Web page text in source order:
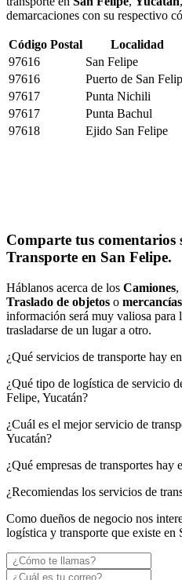
demarcaciones con su respectivo
Código Postal
Localidad
97616
San Felipe
97616
Puerto de San
97617
Punta Nichili
97617
Punta Bachul
97618
Ejido San Felipe
Comparte tus comentarios
Transporte en San Felipe.
Háblanos acerca de los Camiones,
Traslado de objetos o mercancías
información será muy valiosa para
trasladarse de un lugar a otro.
¿Qué servicios de transporte hay
¿Qué tipo de logística de servicio
Felipe, Yucatán?
¿Cuál es el mejor servicio de
Yucatán?
¿Qué empresas de transportes hay
¿Recomiendas los servicios de
Como dueños de negocio nos
logística y transporte que existe en